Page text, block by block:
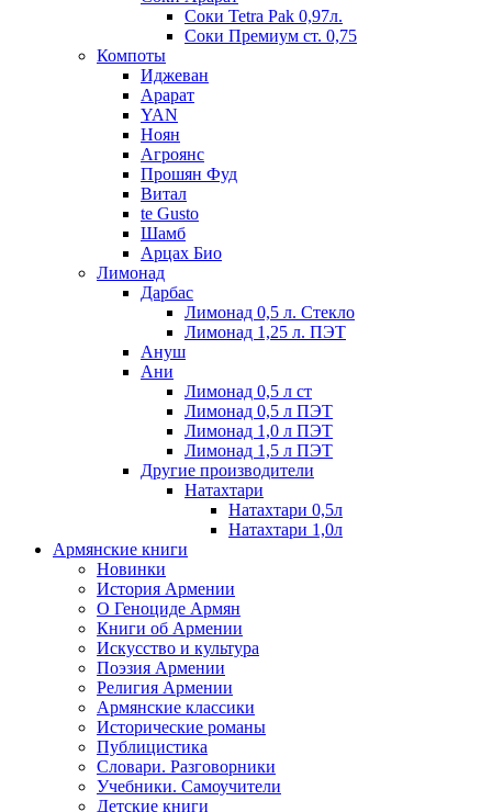
Соки Tetra Pak 0,97л.
Соки Премиум ст. 0,75
Компоты
Иджеван
Арарат
YAN
Ноян
Агроянс
Прошян Фуд
Витал
te Gusto
Шамб
Арцах Био
Лимонад
Дарбас
Лимонад 0,5 л. Стекло
Лимонад 1,25 л. ПЭТ
Ануш
Ани
Лимонад 0,5 л ст
Лимонад 0,5 л ПЭТ
Лимонад 1,0 л ПЭТ
Лимонад 1,5 л ПЭТ
Другие производители
Натахтари
Натахтари 0,5л
Натахтари 1,0л
Армянские книги
Новинки
История Армении
О Геноциде Армян
Книги об Армении
Иcкусство и культура
Поэзия Армении
Религия Армении
Армянские классики
Исторические романы
Публицистика
Словари. Разговорники
Учебники. Самоучители
Детские книги